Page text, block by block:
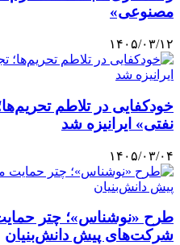
مصنوعی»
۱۴۰۵/۰۳/۱۲
خودکفایی در تلاطم
نفتی» ایرانیزه شد
۱۴۰۵/۰۳/۰۴
طرح «نوشناس»؛ چتر
شرکت‌های پیش دانش‌بنیان